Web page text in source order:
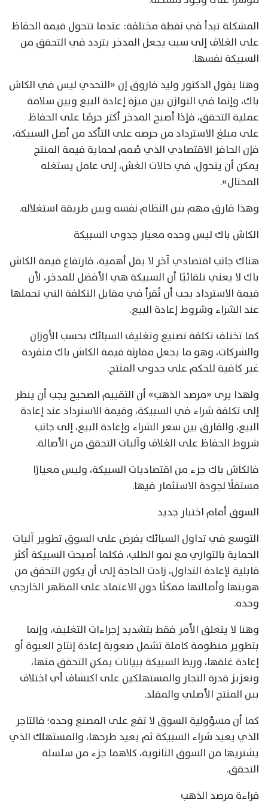
المشكلة تبدأ في نقطة مختلفة: عندما تتحول قيمة الحفاظ
على الغلاف إلى سبب يجعل المدخر يتردد في التحقق من
السبيكة نفسها.
وهنا يقول الدكتور وليد فاروق إن «التحدي ليس في الكاش
باك، وإنما في التوازن بين ميزة إعادة البيع وبين سلامة
عملية التحقق، فإذا أصبح المدخر أكثر حرصًا على الحفاظ
على مبلغ الاسترداد من حرصه على التأكد من أصل السبيكة،
فإن الحافز الاقتصادي الذي صُمم لحماية قيمة المنتج
يمكن أن يتحول، في حالات الغش، إلى عامل يستغله
المحتال».
وهذا فارق مهم بين النظام نفسه وبين طريقة استغلاله.
الكاش باك ليس وحده معيار جدوى السبيكة
هناك جانب اقتصادي آخر لا يقل أهمية، فارتفاع قيمة الكاش
باك لا يعني تلقائيًا أن السبيكة هي الأفضل للمدخر، لأن
قيمة الاسترداد يجب أن تُقرأ في مقابل التكلفة التي تحملها
عند الشراء وشروط إعادة البيع.
كما تختلف تكلفة تصنيع وتغليف السبائك بحسب الأوزان
والشركات، وهو ما يجعل مقارنة قيمة الكاش باك منفردة
غير كافية للحكم على جدوى المنتج.
ولهذا يرى «مرصد الذهب» أن التقييم الصحيح يجب أن ينظر
إلى تكلفة شراء في السبيكة، وقيمة الاسترداد عند إعادة
البيع، والفارق بين سعر الشراء وإعادة البيع، إلى جانب
شروط الحفاظ على الغلاف وآليات التحقق من الأصالة.
فالكاش باك جزء من اقتصاديات السبيكة، وليس معيارًا
مستقلًا لجودة الاستثمار فيها.
السوق أمام اختبار جديد
التوسع في تداول السبائك يفرض على السوق تطوير آليات
الحماية بالتوازي مع نمو الطلب، فكلما أصبحت السبيكة أكثر
قابلية لإعادة التداول، زادت الحاجة إلى أن يكون التحقق من
هويتها وأصالتها ممكنًا دون الاعتماد على المظهر الخارجي
وحده.
وهنا لا يتعلق الأمر فقط بتشديد إجراءات التغليف، وإنما
بتطوير منظومة كاملة تشمل صعوبة إعادة إنتاج العبوة أو
إعادة غلقها، وربط السبيكة ببيانات يمكن التحقق منها،
وتعزيز قدرة التجار والمستهلكين على اكتشاف أي اختلاف
بين المنتج الأصلي والمقلد.
كما أن مسؤولية السوق لا تقع على المصنع وحده؛ فالتاجر
الذي يعيد شراء السبيكة ثم يعيد طرحها، والمستهلك الذي
يشتريها من السوق الثانوية، كلاهما جزء من سلسلة
التحقق.
قراءة مرصد الذهب